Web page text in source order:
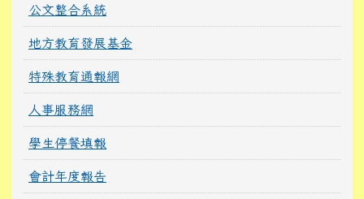
公文整合系統
地方教育發展基金
特殊教育通報網
人事服務網
學生停餐填報
會計年度報告